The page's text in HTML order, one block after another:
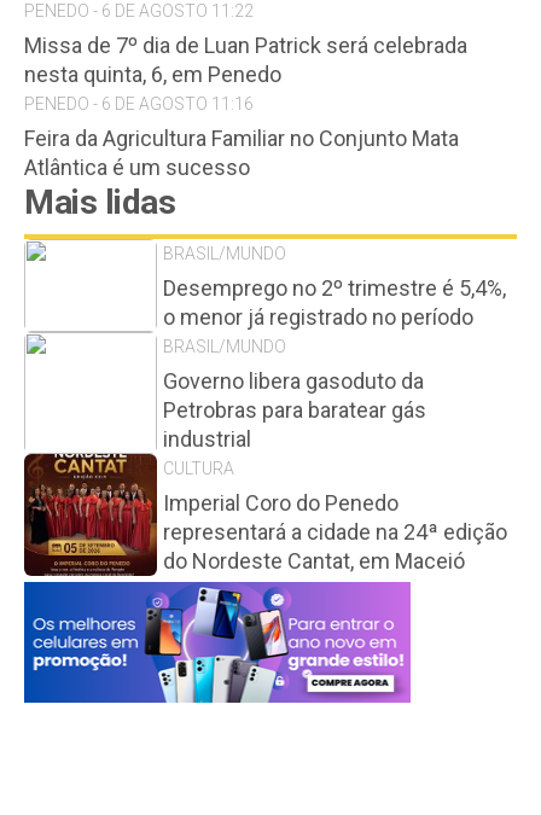
PENEDO - 6 DE AGOSTO 11:22
Missa de 7º dia de Luan Patrick será celebrada
nesta quinta, 6, em Penedo
PENEDO - 6 DE AGOSTO 11:16
Feira da Agricultura Familiar no Conjunto Mata
Atlântica é um sucesso
Mais lidas
BRASIL/MUNDO
Desemprego no 2º trimestre é 5,4%,
o menor já registrado no período
BRASIL/MUNDO
Governo libera gasoduto da
Petrobras para baratear gás
industrial
CULTURA
Imperial Coro do Penedo
representará a cidade na 24ª edição
do Nordeste Cantat, em Maceió